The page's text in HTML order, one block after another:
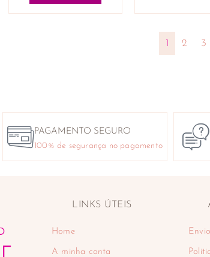
1 2 3
PAGAMENTO SEGURO
100% de segurança no pagamento
LINKS ÚTEIS
Home
A minha conta